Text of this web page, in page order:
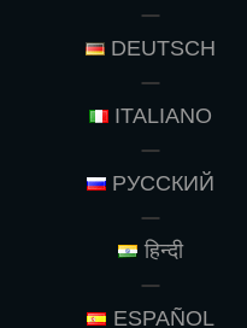
DEUTSCH
ITALIANO
РУССКИЙ
हिन्दी
ESPAÑOL